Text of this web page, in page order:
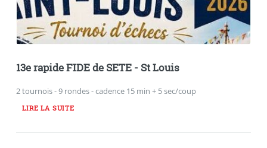
13e rapide FIDE de SETE - St Louis
2 tournois - 9 rondes - cadence 15 min + 5 sec/coup
LIRE LA SUITE